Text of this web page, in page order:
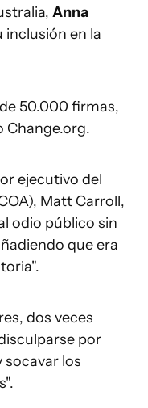
Anna
inclusión en la
50.000 firmas,
Change.org.
ejecutivo del
Matt Carroll,
odio público sin
que era
dos veces
por
los